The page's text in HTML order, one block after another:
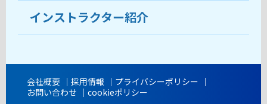
教室ブログ
よくあるご質問
インストラクター紹介
会社概要 採用情報
プライバシーポリシー
お問い合わせ
cookieポリシー